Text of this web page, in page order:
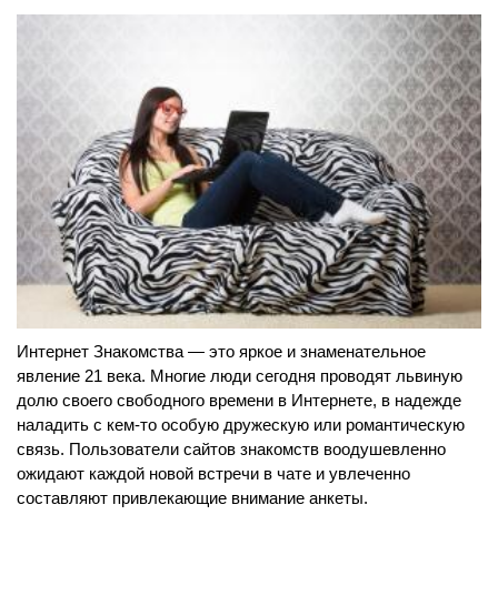
Интернет Знакомства — это яркое и знаменательное
явление 21 века. Многие люди сегодня проводят львиную
долю своего свободного времени в Интернете, в надежде
наладить с кем-то особую дружескую или романтическую
связь. Пользователи сайтов знакомств воодушевленно
ожидают каждой новой встречи в чате и увлеченно
составляют привлекающие внимание анкеты.